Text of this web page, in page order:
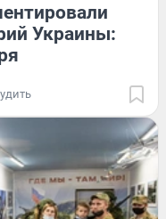
Украины: